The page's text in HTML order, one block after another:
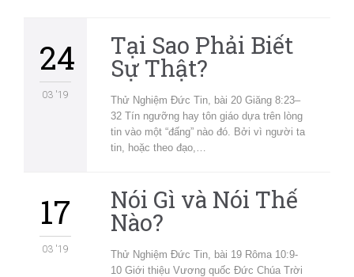
24
03 '19
Tại Sao Phải Biết
Sự Thật?
Thử Nghiệm Đức Tin, bài 20 Giăng 8:23–
32 Tín ngưỡng hay tôn giáo dựa trên lòng
tin vào một “đấng” nào đó. Bởi vì người ta
tin, hoặc theo đạo,…
17
03 '19
Nói Gì và Nói Thế
Nào?
Thử Nghiệm Đức Tin, bài 19 Rôma 10:9-
10 Giới thiệu Vương quốc Đức Chúa Trời